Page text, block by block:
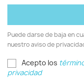
Puede darse de baja en
nuestro aviso de
Acepto los
privacidad